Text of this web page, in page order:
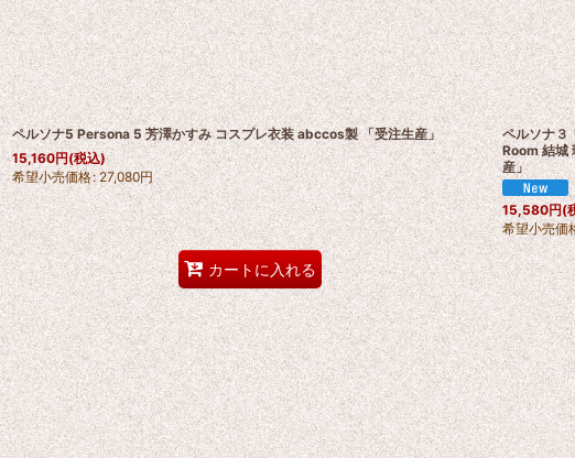
並び順:
ペルソナ5 Persona 5 芳澤かすみ コスプレ衣装 abccos製 「受注生産」
15,160円(税込)
希望小売価格: 27,080円
カートに入れる
ペルソナ３
Room 結城
産」
15,580円(
希望小売価